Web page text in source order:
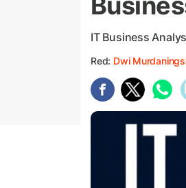
IT Business
Red: Dwi